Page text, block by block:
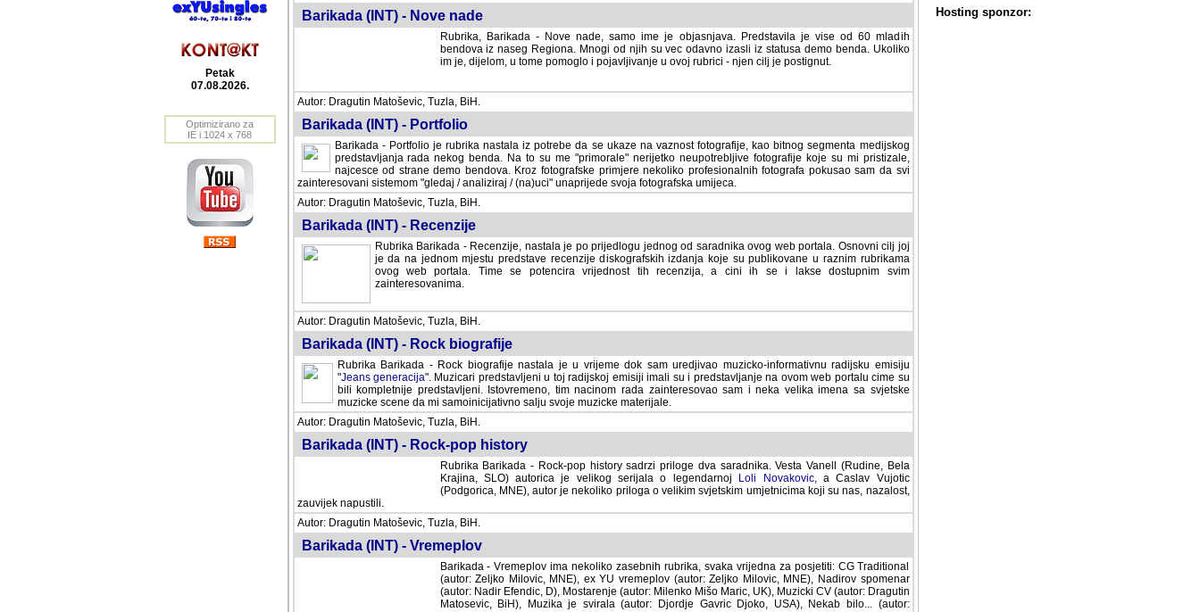
Petak
07.08.2026.
Optimizirano za
IE i 1024 x 768
Barikada (INT) - Nove nade
Rubrika, Barikada - Nove nade, samo ime je objasnjava. Predstavila je vise od 60 mladih
bendova iz naseg Regiona. Mnogi od njih su vec odavno izasli iz statusa demo benda. Ukoliko im
je, dijelom, u tome pomoglo i pojavljivanje u ovoj rubrici - njen cilj je postignut.
Autor: Dragutin Matoševic, Tuzla, BiH.
Barikada (INT) - Portfolio
Barikada - Portfolio je rubrika nastala iz potrebe da se ukaze na vaznost fotografije, kao bitnog segmenta medijskog
predstavljanja rada nekog benda. Na to su me "primorale" nerijetko neupotrebljive fotografije koje su mi pristizale,
najcesce od strane demo bendova. Kroz fotografske primjere nekoliko profesionalnih fotografa pokusao sam da svi
zainteresovani sistemom "gledaj / analiziraj / (na)uci" unaprijede svoja fotografska umijeca.
Autor: Dragutin Matoševic, Tuzla, BiH.
Barikada (INT) - Recenzije
Rubrika Barikada - Recenzije, nastala je po prijedlogu jednog od saradnika ovog web portala. Osnovni cilj joj
je da na jednom mjestu predstave recenzije diskografskih izdanja koje su publikovane u raznim rubrikama
ovog web portala. Time se potencira vrijednost tih recenzija, a cini ih se i lakse dostupnim svim
zainteresovanima.
Autor: Dragutin Matoševic, Tuzla, BiH.
Barikada (INT) - Rock biografije
Rubrika Barikada - Rock biografije nastala je u vrijeme dok sam uredjivao muzicko-informativnu radijsku emisiju
"Jeans generacija". Muzicari predstavljeni u toj radijskoj emisiji imali su i predstavljanje na ovom web portalu cime su
bili kompletnije predstavljeni. Istovremeno, tim nacinom rada zainteresovao sam i neka velika imena sa svjetske
muzicke scene da mi samoinicijativno salju svoje muzicke materijale.
Autor: Dragutin Matoševic, Tuzla, BiH.
Barikada (INT) - Rock-pop history
Rubrika Barikada - Rock-pop history sadrzi priloge dva saradnika. Vesta Vanell (Rudine, Bela
Krajina, SLO) autorica je velikog serijala o legendarnoj
Loli Novakovic, a Caslav Vujotic
(Podgorica, MNE), autor je nekoliko priloga o velikim svjetskim umjetnicima koji su nas, nazalost,
zauvijek napustili.
Autor: Dragutin Matoševic, Tuzla, BiH.
Barikada (INT) - Vremeplov
Barikada - Vremeplov ima nekoliko zasebnih rubrika, svaka vrijedna za posjetiti: CG Traditional
(autor: Zeljko Milovic, MNE), ex YU vremeplov (autor: Zeljko Milovic, MNE), Nadirov spomenar
(autor: Nadir Efendic, D), Mostarenje (autor: Milenko Mišo Maric, UK), Muzicki CV (autor: Dragutin
Matosevic, BiH), Muzika je svirala (autor: Djordje Gavric Djoko, USA), Nekab bilo... (autor: